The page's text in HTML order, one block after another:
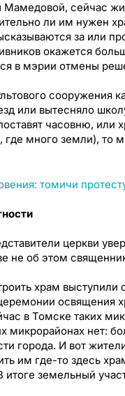
сейчас
ли им нужен
за или
окажется
в мэрии отмены
сооружения
или вытесняло
часовню, или
много земли), то
церкви
не об этом
храм
освящения
в Томске таких
микрорайонах нет:
города. И вот
им где-то здесь
земельный